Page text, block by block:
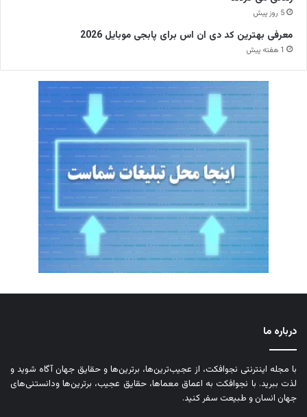
5 روز پیش
معرفی بهترین کد دی ان اس برای پابجی موبایل 2026
1 هفته پیش
درباره ما
با مجله اینترنتی نجوافکت، از عجیب‌ترین‌ها، برترین‌ها و حقایق جهان آگاه شوید و
لذت ببرید. با نجوافکت به اعماق معماها، حقایق عجیب، برترین‌ها ودانستنی‌های
جهان انسان و طبیعت سفر کنید.